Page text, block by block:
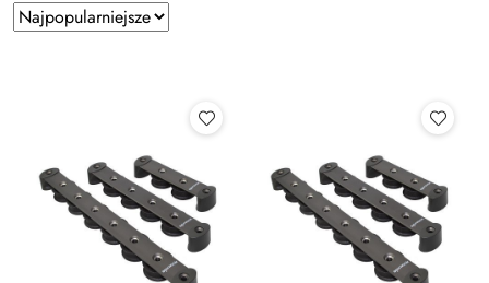
Zastosowano
sortowanie:
Sortuj
według